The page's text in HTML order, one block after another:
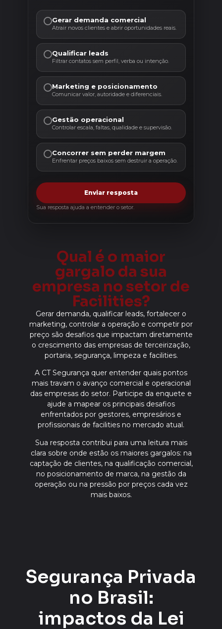
Gerar demanda comercial
Atrair novos clientes e abrir oportunidades reais.
Qualificar leads
Filtrar contatos sem perfil, verba ou intenção.
Marketing e posicionamento
Comunicar valor, autoridade e diferenciais.
Gestão operacional
Controlar escala, faltas, qualidade e supervisão.
Concorrer sem perder margem
Enfrentar preços baixos sem destruir a operação.
Enviar resposta
Sua resposta ajuda a entender o setor.
Qual é o maior
gargalo da sua
empresa no setor de
Facilities?
Gerar demanda, qualificar leads, fortalecer o
marketing, controlar a operação e competir por
preço são desafios que impactam diretamente
o crescimento das empresas de terceirização,
portaria, segurança, limpeza e facilities.
A CT Segurança quer entender quais pontos
mais travam o avanço comercial e operacional
das empresas do setor. Participe da enquete e
ajude a mapear os principais desafios
enfrentados por gestores, empresários e
profissionais de facilities no mercado atual.
Sua resposta contribui para uma leitura mais
clara sobre onde estão os maiores gargalos: na
captação de clientes, na qualificação comercial,
no posicionamento de marca, na gestão da
operação ou na pressão por preços cada vez
mais baixos.
Segurança Privada
no Brasil:
impactos da Lei